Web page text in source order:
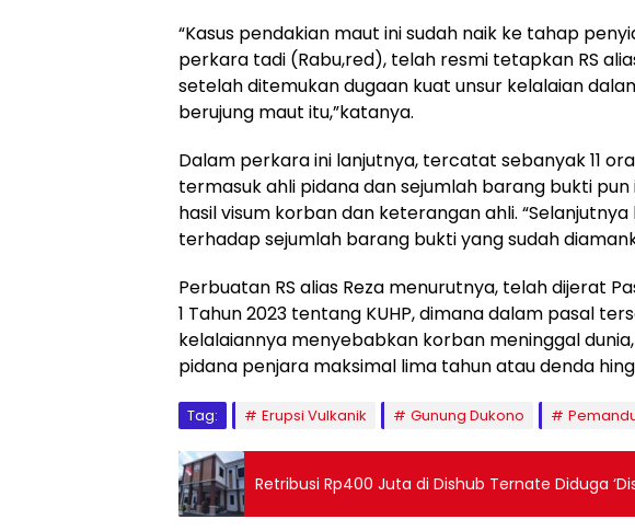
“Kasus pendakian maut ini sudah naik ke tahap
perkara tadi (Rabu,red), telah resmi tetapkan RS
setelah ditemukan dugaan kuat unsur kelalaian
berujung maut itu,”katanya.
Dalam perkara ini lanjutnya, tercatat sebanyak 11
termasuk ahli pidana dan sejumlah barang bukti
hasil visum korban dan keterangan ahli.
terhadap sejumlah barang bukti yang sudah
Perbuatan RS alias Reza menurutnya, telah dijerat
1 Tahun 2023 tentang KUHP, dimana dalam pasal
kelalaiannya menyebabkan korban meninggal
pidana penjara maksimal lima tahun atau denda
Tag: Erupsi Vulkanik Gunung Dukono
‎‎Retribusi Rp400 Juta di Dishub Ternate Diduga